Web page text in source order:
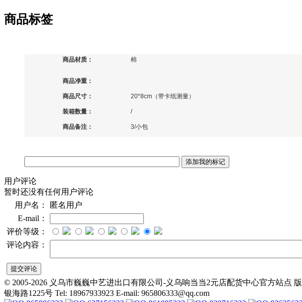
商品标签
商品材质： 棉
商品净重：
商品尺寸： 20*8cm（带卡纸测量）
装箱数量： /
商品备注： 3/小包
用户评论
暂时还没有任何用户评论
用户名：
匿名用户
E-mail：
评价等级：
评论内容：
© 2005-2026 义乌市巍巍中艺进出口有限公司-义乌响当当2元店配货中心官方站点
银海路1225号 Tel: 18967933923 E-mail: 965806333@qq.com